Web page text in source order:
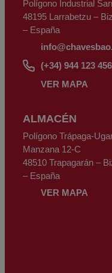
info@chavesbao.com.
Polígono Industrial
48195 Larrabetzu –
– España
(+34) 944 123 456
VER MAPA
ALMACÉN
Polígono Trápaga-
Manzana 12-C
48510 Trapagarán –
– España
VER MAPA